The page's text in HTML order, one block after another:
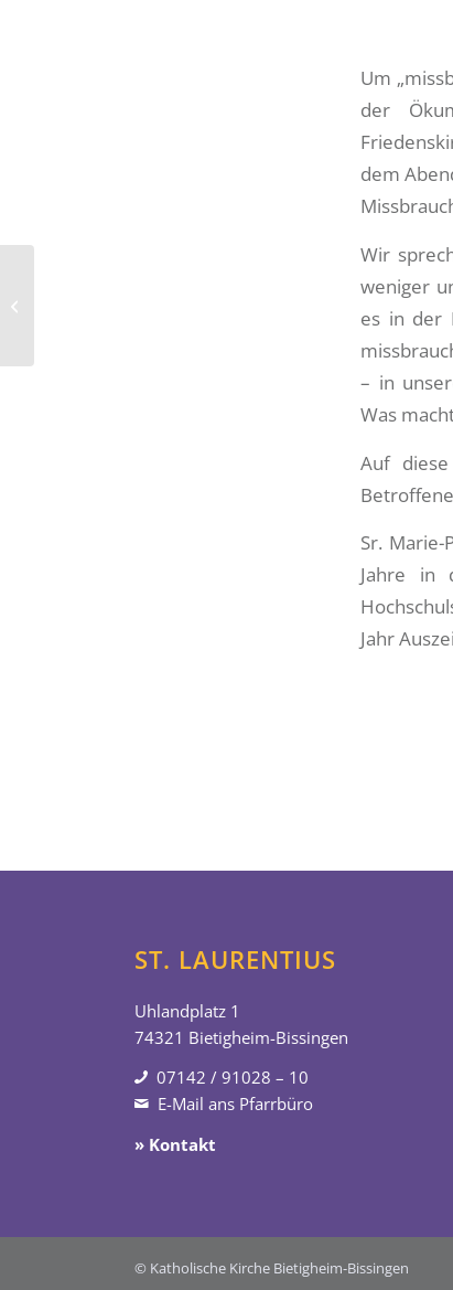
Um
der
dem
Wir
weniger
es in der
– in
Was
Auf
Sr. Marie-
Jahre in
Jahr
ST. LAURENTIUS
Uhlandplatz 1
74321 Bietigheim-Bissingen
07142 / 91028 – 10
E-Mail ans Pfarrbüro
» Kontakt
© Katholische Kirche Bietigheim-Bissingen